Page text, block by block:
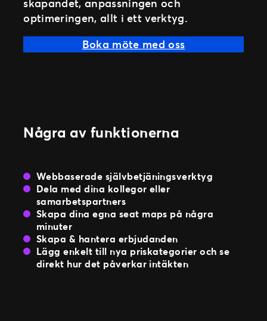
optimeringen, allt i ett verktyg.
Boka möte med oss
Några av funktionerna
Webbaserade självbetjäningsverktyg
Dela med dina kollegor eller
samarbetspartners
Skapa dina egna seat maps på några
minuter
Skapa & hantera erbjudanden
Lägg enkelt till nya priskategorier och se
direkt hur det påverkar intäkten